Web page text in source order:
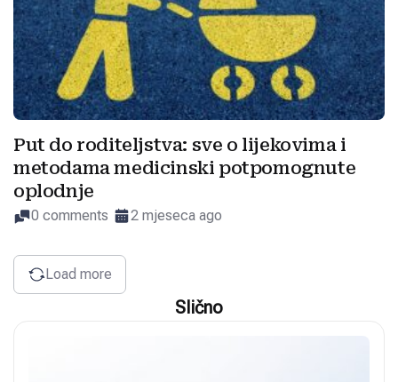
Put do roditeljstva: sve o lijekovima i
metodama medicinski potpomognute
oplodnje
0 comments 2 mjeseca ago
Load more
Slično